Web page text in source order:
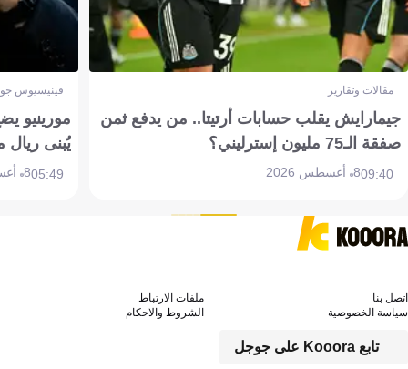
مقالات وتقارير
جيمارايش يقلب حسابات أرتيتا.. من يدفع ثمن
صفقة الـ75 مليون إسترليني؟
09:408 أغسطس 2026
فينيسيوس
مورينيو
يُبنى ريال
05:498 أغسطس 2026
تابع Kooora على جوجل
اتصل بنا
ملفات الارتباط
سياسة الخصوصية
الشروط والاحكام